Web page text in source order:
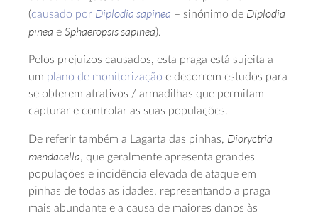
(causado por Diplodia sapinea – sinónimo de Diplodia
pinea e Sphaeropsis sapinea).
Pelos prejuízos causados, esta praga está sujeita a
um plano de monitorização e decorrem estudos para
se obterem atrativos / armadilhas que permitam
capturar e controlar as suas populações.
De referir também a Lagarta das pinhas, Dioryctria
mendacella, que geralmente apresenta grandes
populações e incidência elevada de ataque em
pinhas de todas as idades, representando a praga
mais abundante e a causa de maiores danos às